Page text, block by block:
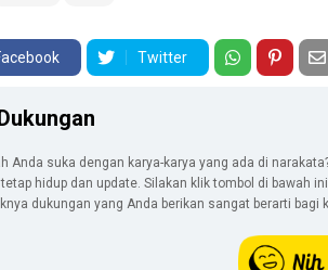
Twitter
Anda suka dengan karya-karya yang ada di
hidup dan update. Silakan klik tombol di bawah
dukungan yang Anda berikan sangat berarti bagi